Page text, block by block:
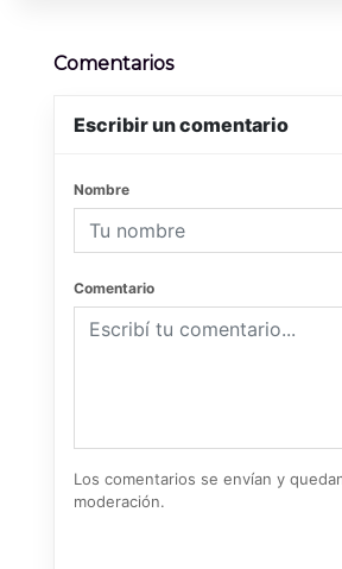
Comentarios
Escribir un comentario
Nombre
Comentario
Los comentarios se envían y
moderación.